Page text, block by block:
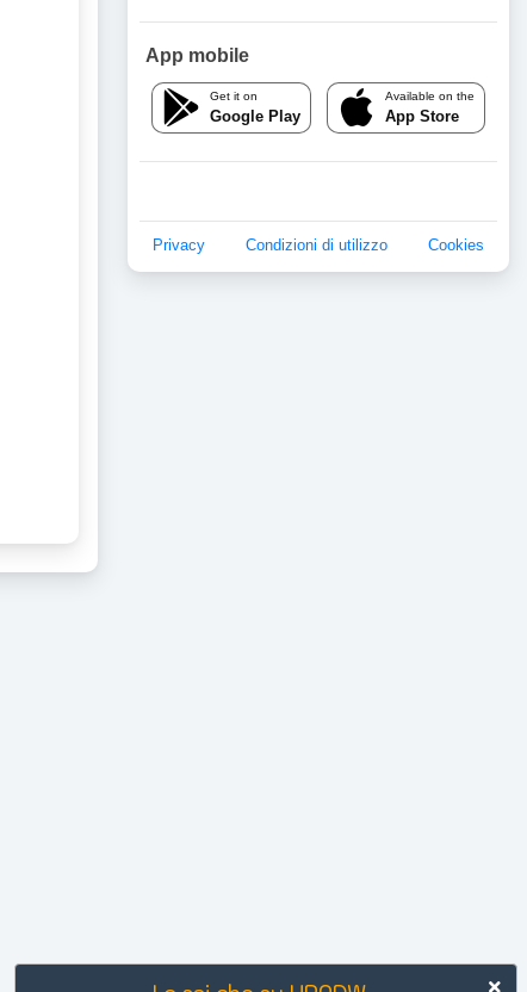
App mobile
Get it on
Google Play
Available on the
App Store
Privacy Condizioni di utilizzo Cookies